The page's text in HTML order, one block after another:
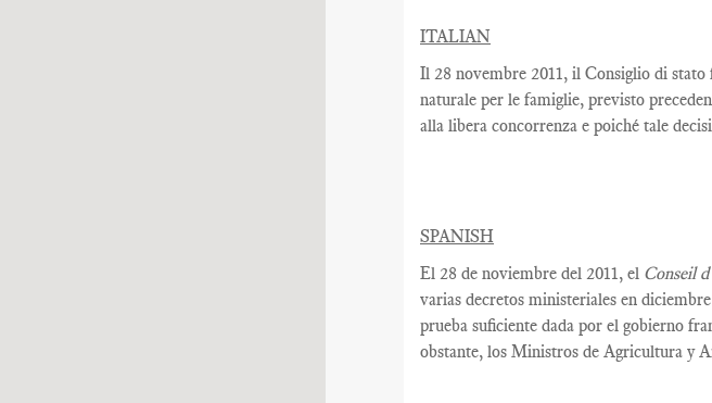
ITALIAN
Il 28 novembre 2011, il Consiglio di stato
naturale per le famiglie, previsto
alla libera concorrenza e poiché tale
SPANISH
El 28 de noviembre del 2011, el Conseil
varias decretos ministeriales en
prueba suficiente dada por el gobierno
obstante, los Ministros de Agricultura y